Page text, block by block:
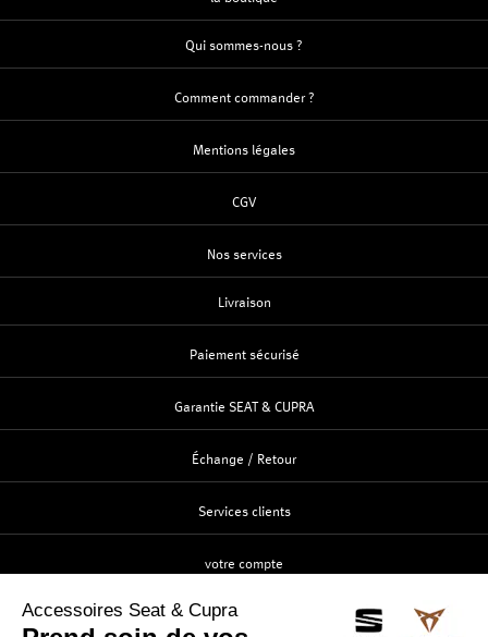
Qui sommes-nous ?
Comment commander ?
Mentions légales
CGV
Nos services
Livraison
Paiement sécurisé
Garantie SEAT & CUPRA
Échange / Retour
Services clients
votre compte
Création